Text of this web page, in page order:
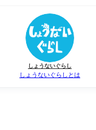
しょうないぐらし
しょうないぐらしとは